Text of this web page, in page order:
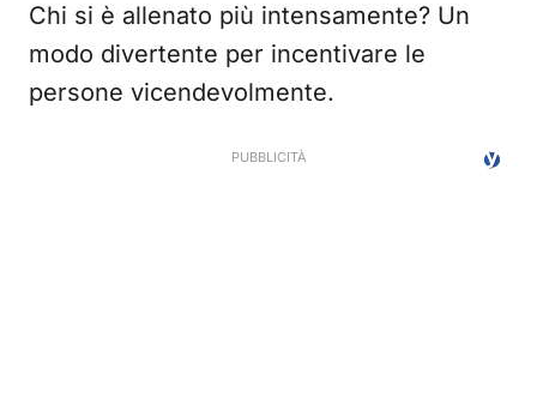
Chi si è allenato più intensamente? Un
modo divertente per incentivare le
persone vicendevolmente.